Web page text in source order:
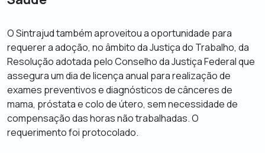
O Sintrajud também aproveitou a oportunidade para
requerer a adoção, no âmbito da Justiça do Trabalho, da
Resolução adotada pelo Conselho da Justiça Federal que
assegura um dia de licença anual para realização de
exames preventivos e diagnósticos de cânceres de
mama, próstata e colo de útero, sem necessidade de
compensação das horas não trabalhadas. O
requerimento foi protocolado.